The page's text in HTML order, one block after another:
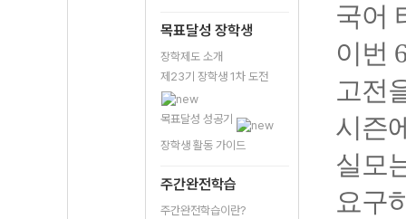
목표달성 장학생
장학제도 소개
제23기 장학생 1차 도전
목표달성 성공기
장학생 활동 가이드
주간완전학습
주간완전학습이란?
국어
이번
고전
시즌
실모
요구